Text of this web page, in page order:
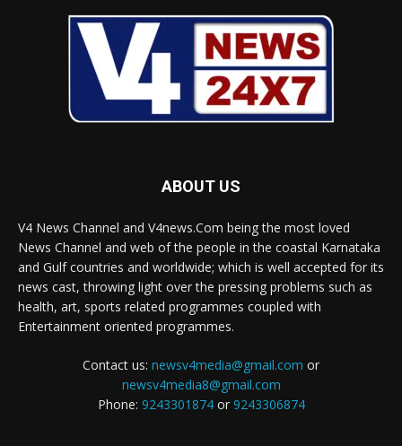
ABOUT US
V4 News Channel and V4news.Com being the most loved
News Channel and web of the people in the coastal Karnataka
and Gulf countries and worldwide; which is well accepted for its
news cast, throwing light over the pressing problems such as
health, art, sports related programmes coupled with
Entertainment oriented programmes.
Contact us: newsv4media@gmail.com or
newsv4media8@gmail.com
Phone: 9243301874or 9243306874